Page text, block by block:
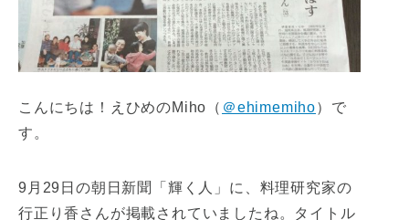
こんにちは！えひめのMiho（ ＠ehimemiho）で
す。
9月29日の朝日新聞「輝く人」に、料理研究家の
行正り香さんが掲載されていましたね。タイトル